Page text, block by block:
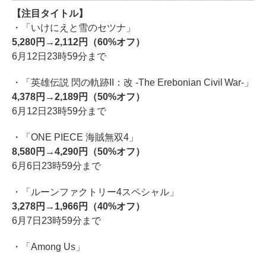
【注目タイトル】
・「いけにえと雪のセツナ」
5,280円→2,112円（60%オフ）
6月12日23時59分まで
・「英雄伝説 閃の軌跡II：改 -The Erebonian Civil War-」
4,378円→2,189円（50%オフ）
6月12日23時59分まで
・「ONE PIECE 海賊無双4」
8,580円→4,290円（50%オフ）
6月6日23時59分まで
・「ルーンファクトリー4スペシャル」
3,278円→1,966円（40%オフ）
6月7日23時59分まで
・「Among Us」